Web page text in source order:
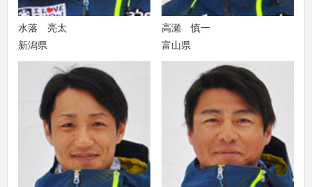
水落 亮太
新潟県
高瀬 慎一
富山県